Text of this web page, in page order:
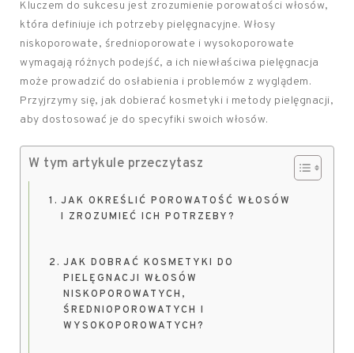
Kluczem do sukcesu jest zrozumienie porowatości włosów,
która definiuje ich potrzeby pielęgnacyjne. Włosy
niskoporowate, średnioporowate i wysokoporowate
wymagają różnych podejść, a ich niewłaściwa pielęgnacja
może prowadzić do osłabienia i problemów z wyglądem.
Przyjrzymy się, jak dobierać kosmetyki i metody pielęgnacji,
aby dostosować je do specyfiki swoich włosów.
W tym artykule przeczytasz
JAK OKREŚLIĆ POROWATOŚĆ WŁOSÓW
I ZROZUMIEĆ ICH POTRZEBY?
JAK DOBRAĆ KOSMETYKI DO
PIELĘGNACJI WŁOSÓW
NISKOPOROWATYCH,
ŚREDNIOPOROWATYCH I
WYSOKOPOROWATYCH?